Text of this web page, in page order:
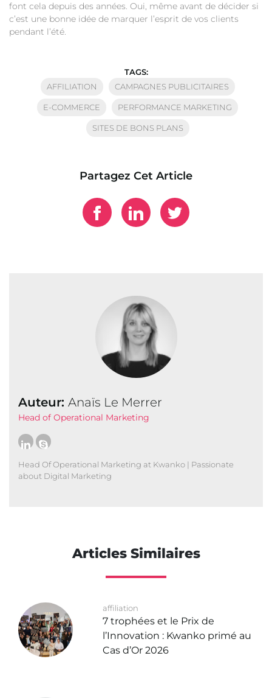
font cela depuis des années. Oui, même avant de décider si
c’est une bonne idée de marquer l’esprit de vos clients
pendant l’été.
TAGS:
AFFILIATION
CAMPAGNES PUBLICITAIRES
E-COMMERCE PERFORMANCE MARKETING
SITES DE BONS PLANS
Partagez Cet Article
Auteur: Anaïs Le Merrer
Head of Operational Marketing
Head Of Operational Marketing at Kwanko | Passionate
about Digital Marketing
Articles Similaires
affiliation
7 trophées et le Prix de
l’Innovation : Kwanko primé au
Cas d’Or 2026